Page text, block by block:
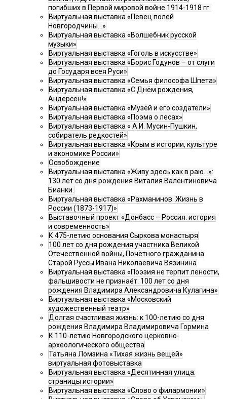
погибших в Первой мировой войне 1914-1918 гг.
Виртуальная выставка «Певец полей
Новгородчины…»
Виртуальная выставка «Волшебник русской
музыки»
Виртуальная выставка «Гоголь в искусстве»
Виртуальная выставка «Борис Годунов – от слуги
до Государя всея Руси»
Виртуальная выставка «Семья философа Шпета»
Виртуальная выставка «С Днём рождения,
Андерсен!»
Виртуальная выставка «Музей и его создатели»
Виртуальная выставка «Поэма о лесах»
Виртуальная выставка « А.И. Мусин-Пушкин,
собиратель редкостей»
Виртуальная выставка «Крым в истории, культуре
и экономике России»
Освобождение
Виртуальная выставка «Живу здесь как в раю…»:
130 лет со дня рождения Виталия Валентиновича
Бианки.
Виртуальная выставка «Рахманинов. Жизнь в
России (1873-1917)»
Выставочный проект «Донбасс – Россия: история
и современность»
К 475-летию основания Сыркова монастыря
100 лет со дня рождения участника Великой
Отечественной войны, Почётного гражданина
Старой Руссы Ивана Николаевича Вязинина
Виртуальная выставка «Поэзия не терпит лености,
фальшивости не признаёт: 100 лет со дня
рождения Владимира Александровича Кулагина»
Виртуальная выставка «Московский
художественный театр»
Долгая счастливая жизнь: к 100-летию со дня
рождения Владимира Владимировича Гормина
К 110-летию Новгородского церковно-
археологического общества
Татьяна Ломзина «Тихая жизнь вещей»
виртуальная фотовыставка
Виртуальная выставка «Десятинная улица:
страницы истории»
Виртуальная выставка «Слово о филармонии»